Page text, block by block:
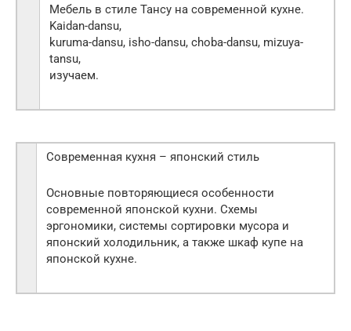
Мебель в стиле Тансу на современной кухне.
Kaidan-dansu,
kuruma-dansu, isho-dansu, choba-dansu, mizuya-
tansu,
изучаем.
Современная кухня – японский стиль
Основные повторяющиеся особенности
современной японской кухни. Схемы
эргономики, системы сортировки мусора и
японский холодильник, а также шкаф купе на
японской кухне.